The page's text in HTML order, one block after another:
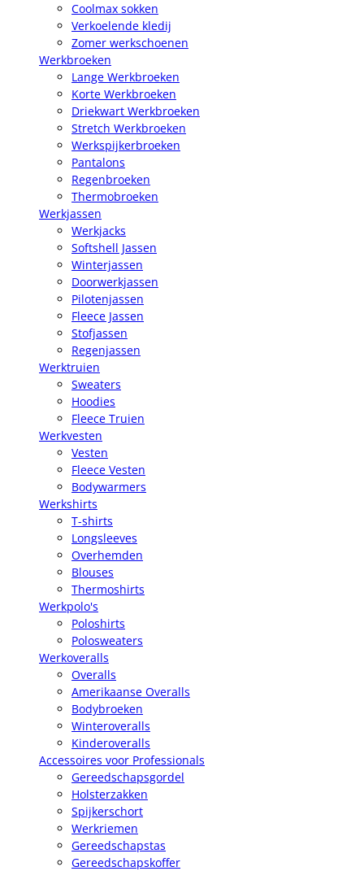
Coolmax sokken
Verkoelende kledij
Zomer werkschoenen
Werkbroeken
Lange Werkbroeken
Korte Werkbroeken
Driekwart Werkbroeken
Stretch Werkbroeken
Werkspijkerbroeken
Pantalons
Regenbroeken
Thermobroeken
Werkjassen
Werkjacks
Softshell Jassen
Winterjassen
Doorwerkjassen
Pilotenjassen
Fleece Jassen
Stofjassen
Regenjassen
Werktruien
Sweaters
Hoodies
Fleece Truien
Werkvesten
Vesten
Fleece Vesten
Bodywarmers
Werkshirts
T-shirts
Longsleeves
Overhemden
Blouses
Thermoshirts
Werkpolo's
Poloshirts
Polosweaters
Werkoveralls
Overalls
Amerikaanse Overalls
Bodybroeken
Winteroveralls
Kinderoveralls
Accessoires voor Professionals
Gereedschapsgordel
Holsterzakken
Spijkerschort
Werkriemen
Gereedschapstas
Gereedschapskoffer